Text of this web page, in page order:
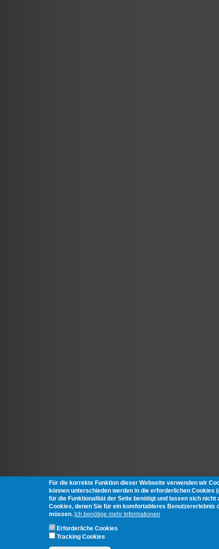
Für die korrekte Funktion dieser Webseite verwenden wir
können unterschieden werden in die erforderlichen Cookies
für die Funktionalität der Seite benötigt und lassen sich nicht
Cookies, denen Sie für ein komfortableres Benutzererlebnis
müssen. Ich benötige mehr Informationen
Erforderliche Cookies
Tracking Cookies